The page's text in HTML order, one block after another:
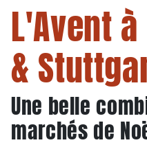
L'Avent
&
Une belle
marchés de